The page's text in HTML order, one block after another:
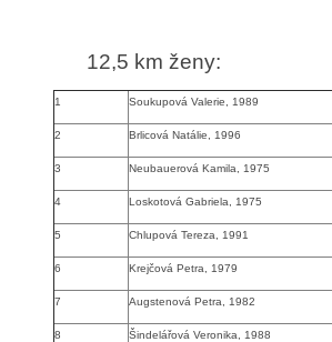
12,5 km ženy:
1 Soukupová Valerie, 1989
2 Brlicová Natálie, 1996
3 Neubauerová Kamila, 1975
4 Loskotová Gabriela, 1975
5 Chlupová Tereza, 1991
6 Krejčová Petra, 1979
7 Augstenová Petra, 1982
8 Šindelářová Veronika, 1988